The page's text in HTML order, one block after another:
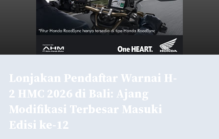
Lonjakan Pendaftar Warnai H-
2 HMC 2026 di Bali: Ajang
Modifikasi Terbesar Masuki
Edisi ke-12